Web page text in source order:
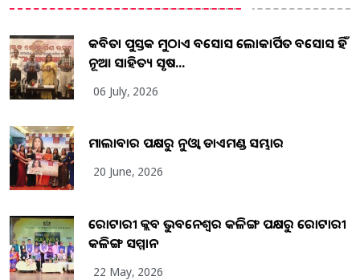
କବିତା ପୁସ୍ତକ ମୁଠାଏ ଅବସୋସ ଲୋକାର୍ପିତ ଅବସୋସ ହିଁ
ନୂଆ ସାହିତ୍ୟ ସୃଷ...
06 July, 2026
ମାଲାବାର ପକ୍ଷରୁ ନୁଓ୍ବା ଡାଏମଣ୍ଡ ସମ୍ଭାର
20 June, 2026
ରୋଟାରୀ କ୍ଲବ ଭୁବନେଶ୍ୱର କଳିଙ୍ଗ ପକ୍ଷରୁ ରୋଟାରୀ
କଳିଙ୍ଗ ସମ୍ମାନ
22 May, 2026